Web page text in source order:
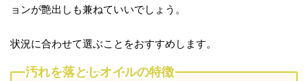
ョンが艶出しも兼ねていいでしょう。
状況に合わせて選ぶことをおすすめします。
汚れを落としオイルの特徴